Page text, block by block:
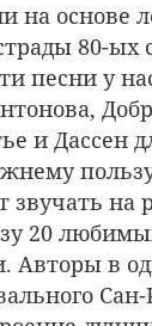
основе
80-ых
песни у
и Дассен
на
20
Авторы в